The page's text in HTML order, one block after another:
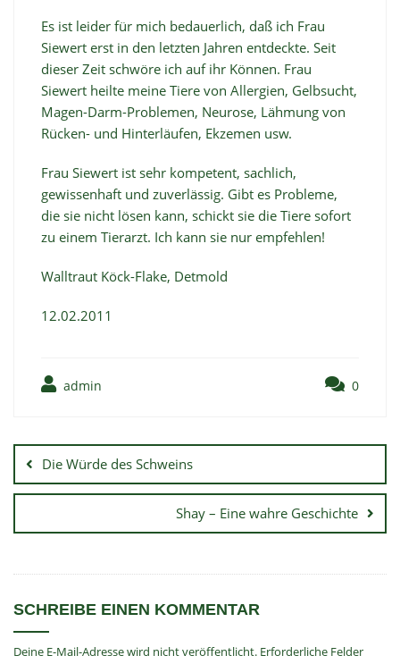
Es ist leider für mich bedauerlich, daß ich Frau
Siewert erst in den letzten Jahren entdeckte. Seit
dieser Zeit schwöre ich auf ihr Können. Frau
Siewert heilte meine Tiere von Allergien, Gelbsucht,
Magen-Darm-Problemen, Neurose, Lähmung von
Rücken- und Hinterläufen, Ekzemen usw.
Frau Siewert ist sehr kompetent, sachlich,
gewissenhaft und zuverlässig. Gibt es Probleme,
die sie nicht lösen kann, schickt sie die Tiere sofort
zu einem Tierarzt. Ich kann sie nur empfehlen!
Walltraut Köck-Flake, Detmold
12.02.2011
admin 0
Die Würde des Schweins
Shay – Eine wahre Geschichte
SCHREIBE EINEN KOMMENTAR
Deine E-Mail-Adresse wird nicht veröffentlicht. Erforderliche Felder